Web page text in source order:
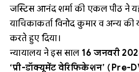
जस्टिस आनंद शर्मा की एकल पीठ ने
याचिकाकर्ता विनोद कुमार व अन्य
करते हुए दिया।
न्यायालय ने इस साल 16 जनवरी
‘प्री-डॉक्यूमेंट वेरिफिकेशन’ (Pre-